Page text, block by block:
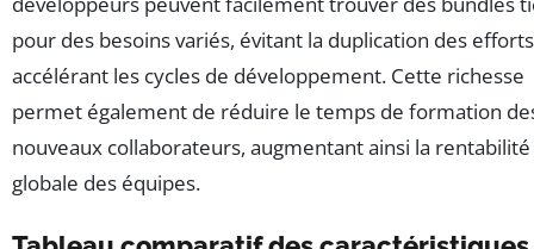
pour des besoins variés, évitant la duplication des
accélérant les cycles de développement. Cette richesse
permet également de réduire le temps de formation
nouveaux collaborateurs, augmentant ainsi la rentabilité
globale des équipes.